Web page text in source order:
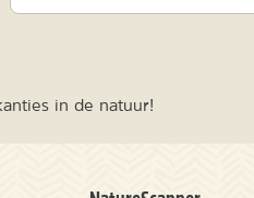
in de natuur!